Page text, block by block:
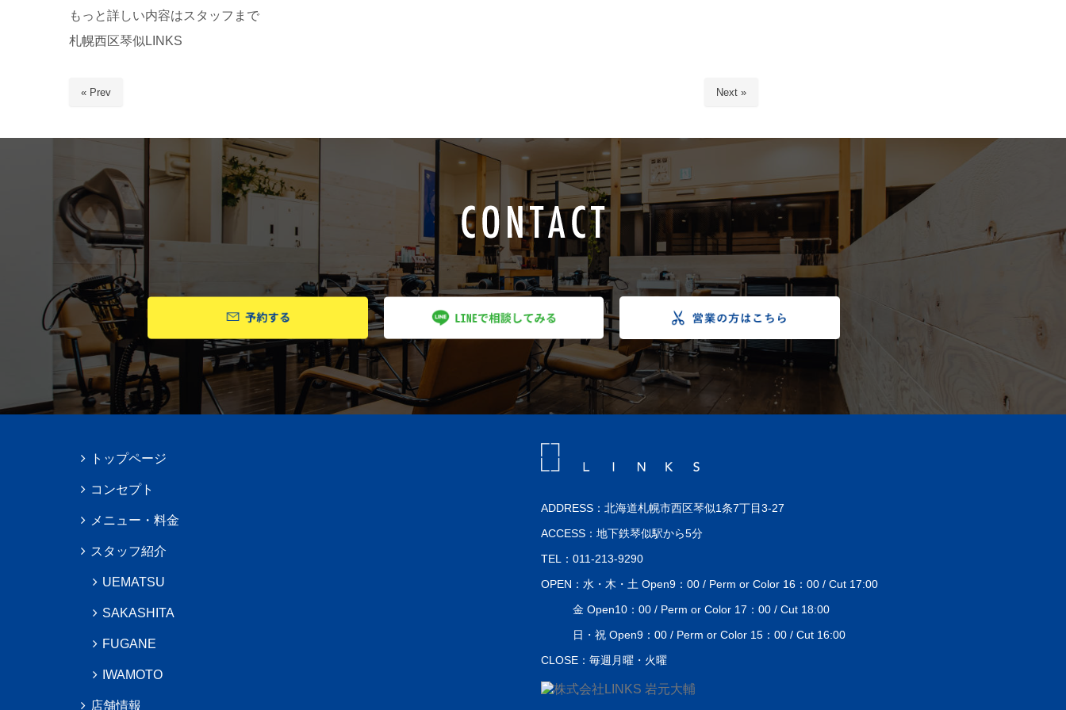
もっと詳しい内容はスタッフまで
札幌西区琴似LINKS
« Prev Next »
トップページ
コンセプト
メニュー・料金
スタッフ紹介
UEMATSU
SAKASHITA
FUGANE
IWAMOTO
店舗情報
ADDRESS：北海道札幌市西区琴似1条7丁目3-27
ACCESS：地下鉄琴似駅から5分
TEL：011-213-9290
OPEN：水・木・土 Open9：00 / Perm or Color 16：00 / Cut 17:00
金 Open10：00 / Perm or Color 17：00 / Cut 18:00
日・祝 Open9：00 / Perm or Color 15：00 / Cut 16:00
CLOSE：毎週月曜・火曜